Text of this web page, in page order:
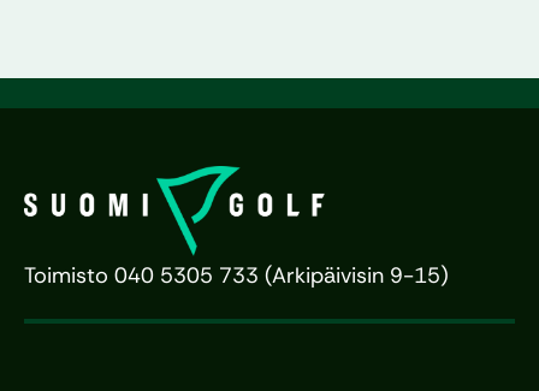
Toimisto 040 5305 733 (Arkipäivisin 9-15)